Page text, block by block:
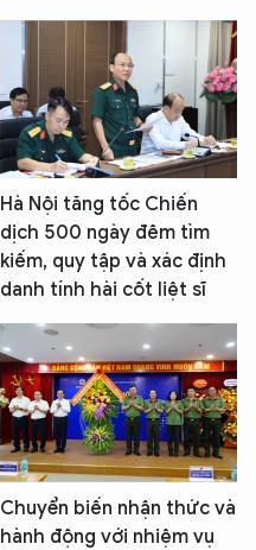
Hà Nội tăng tốc Chiến
dịch 500 ngày đêm tìm
kiếm, quy tập và xác định
danh tính hài cốt liệt sĩ
Chuyển biến nhận thức và
hành động với nhiệm vụ